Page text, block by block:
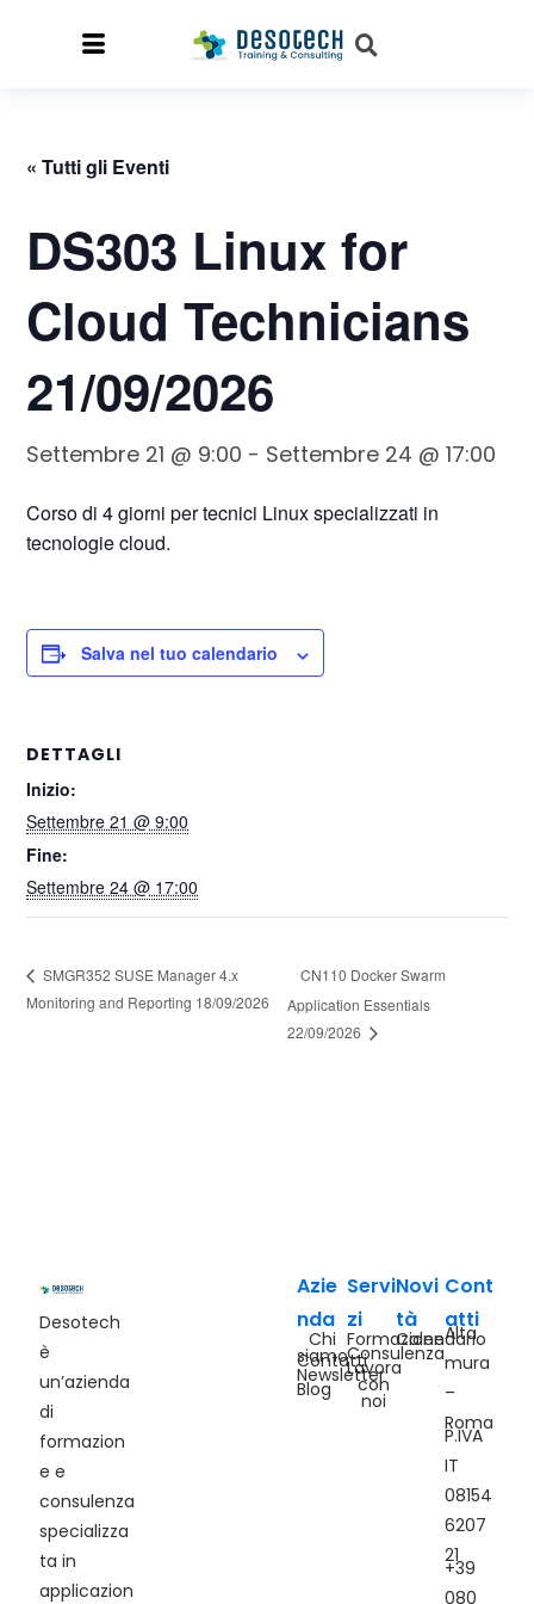
« Tutti gli Eventi
DS303 Linux for
Cloud Technicians
21/09/2026
Settembre 21 @ 9:00 - Settembre 24 @ 17:00
Corso di 4 giorni per tecnici Linux specializzati in
tecnologie cloud.
Salva nel tuo calendario
DETTAGLI
Inizio:
Settembre 21 @ 9:00
Fine:
Settembre 24 @ 17:00
SMGR352 SUSE Manager 4.x
Monitoring and Reporting 18/09/2026
CN110 Docker Swarm
Application Essentials
22/09/2026
Desotech
è
un’azienda
di
formazion
e e
consulenza
specializza
ta in
applicazion
Azie
nda
Chi
siamo
Contatti
Newsletter
Blog
Servi
zi
Formazione
Consulenza
Lavora
con
noi
Novi
tà
Calendario
Cont
atti
Alta
mura
–
Roma
P.IVA
IT
08154
6207
21
+39
080